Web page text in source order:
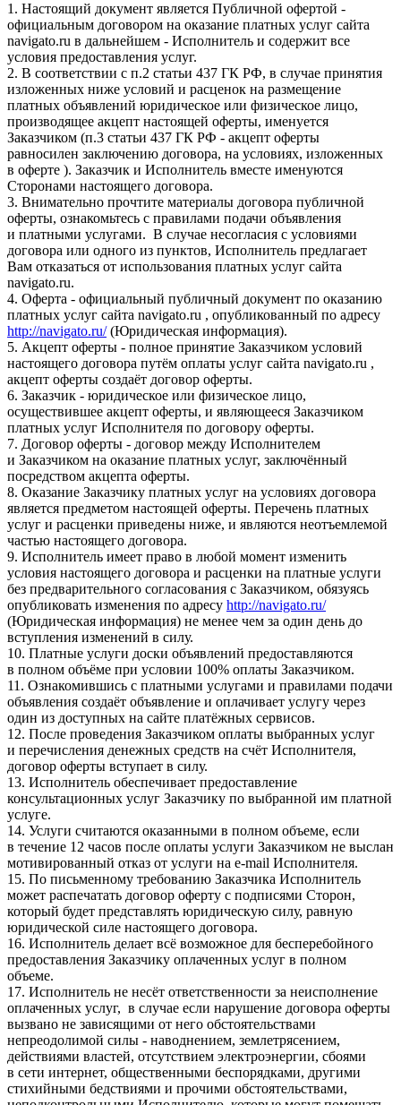
1. Настоящий документ является Публичной офертой -
официальным договором на оказание платных услуг сайта
navigato.ru в дальнейшем - Исполнитель и содержит все
условия предоставления услуг.
2. В соответствии с п.2 статьи 437 ГК РФ, в случае принятия
изложенных ниже условий и расценок на размещение
платных объявлений юридическое или физическое лицо,
производящее акцепт настоящей оферты, именуется
Заказчиком (п.3 статьи 437 ГК РФ - акцепт оферты
равносилен заключению договора, на условиях, изложенных
в оферте ). Заказчик и Исполнитель вместе именуются
Сторонами настоящего договора.
3. Внимательно прочтите материалы договора публичной
оферты, ознакомьтесь с правилами подачи объявления
и платными услугами. В случае несогласия с условиями
договора или одного из пунктов, Исполнитель предлагает
Вам отказаться от использования платных услуг сайта
navigato.ru.
4. Оферта - официальный публичный документ по оказанию
платных услуг сайта navigato.ru , опубликованный по адресу
http://navigato.ru/(Юридическая информация).
5. Акцепт оферты - полное принятие Заказчиком условий
настоящего договора путём оплаты услуг сайта navigato.ru ,
акцепт оферты создаёт договор оферты.
6. Заказчик - юридическое или физическое лицо,
осуществившее акцепт оферты, и являющееся Заказчиком
платных услуг Исполнителя по договору оферты.
7. Договор оферты - договор между Исполнителем
и Заказчиком на оказание платных услуг, заключённый
посредством акцепта оферты.
8. Оказание Заказчику платных услуг на условиях договора
является предметом настоящей оферты. Перечень платных
услуг и расценки приведены ниже, и являются неотъемлемой
частью настоящего договора.
9. Исполнитель имеет право в любой момент изменить
условия настоящего договора и расценки на платные услуги
без предварительного согласования с Заказчиком, обязуясь
опубликовать изменения по адресу http://navigato.ru/
(Юридическая информация) не менее чем за один день до
вступления изменений в силу.
10. Платные услуги доски объявлений предоставляются
в полном объёме при условии 100% оплаты Заказчиком.
11. Ознакомившись с платными услугами и правилами подачи
объявления создаёт объявление и оплачивает услугу через
один из доступных на сайте платёжных сервисов.
12. После проведения Заказчиком оплаты выбранных услуг
и перечисления денежных средств на счёт Исполнителя,
договор оферты вступает в силу.
13. Исполнитель обеспечивает предоставление
консультационных услуг Заказчику по выбранной им платной
услуге.
14. Услуги считаются оказанными в полном объеме, если
в течение 12 часов после оплаты услуги Заказчиком не выслан
мотивированный отказ от услуги на e-mail Исполнителя.
15. По письменному требованию Заказчика Исполнитель
может распечатать договор оферту с подписями Сторон,
который будет представлять юридическую силу, равную
юридической силе настоящего договора.
16. Исполнитель делает всё возможное для бесперебойного
предоставления Заказчику оплаченных услуг в полном
объеме.
17. Исполнитель не несёт ответственности за неисполнение
оплаченных услуг, в случае если нарушение договора оферты
вызвано не зависящими от него обстоятельствами
непреодолимой силы - наводнением, землетрясением,
действиями властей, отсутствием электроэнергии, сбоями
в сети интернет, общественными беспорядками, другими
стихийными бедствиями и прочими обстоятельствами,